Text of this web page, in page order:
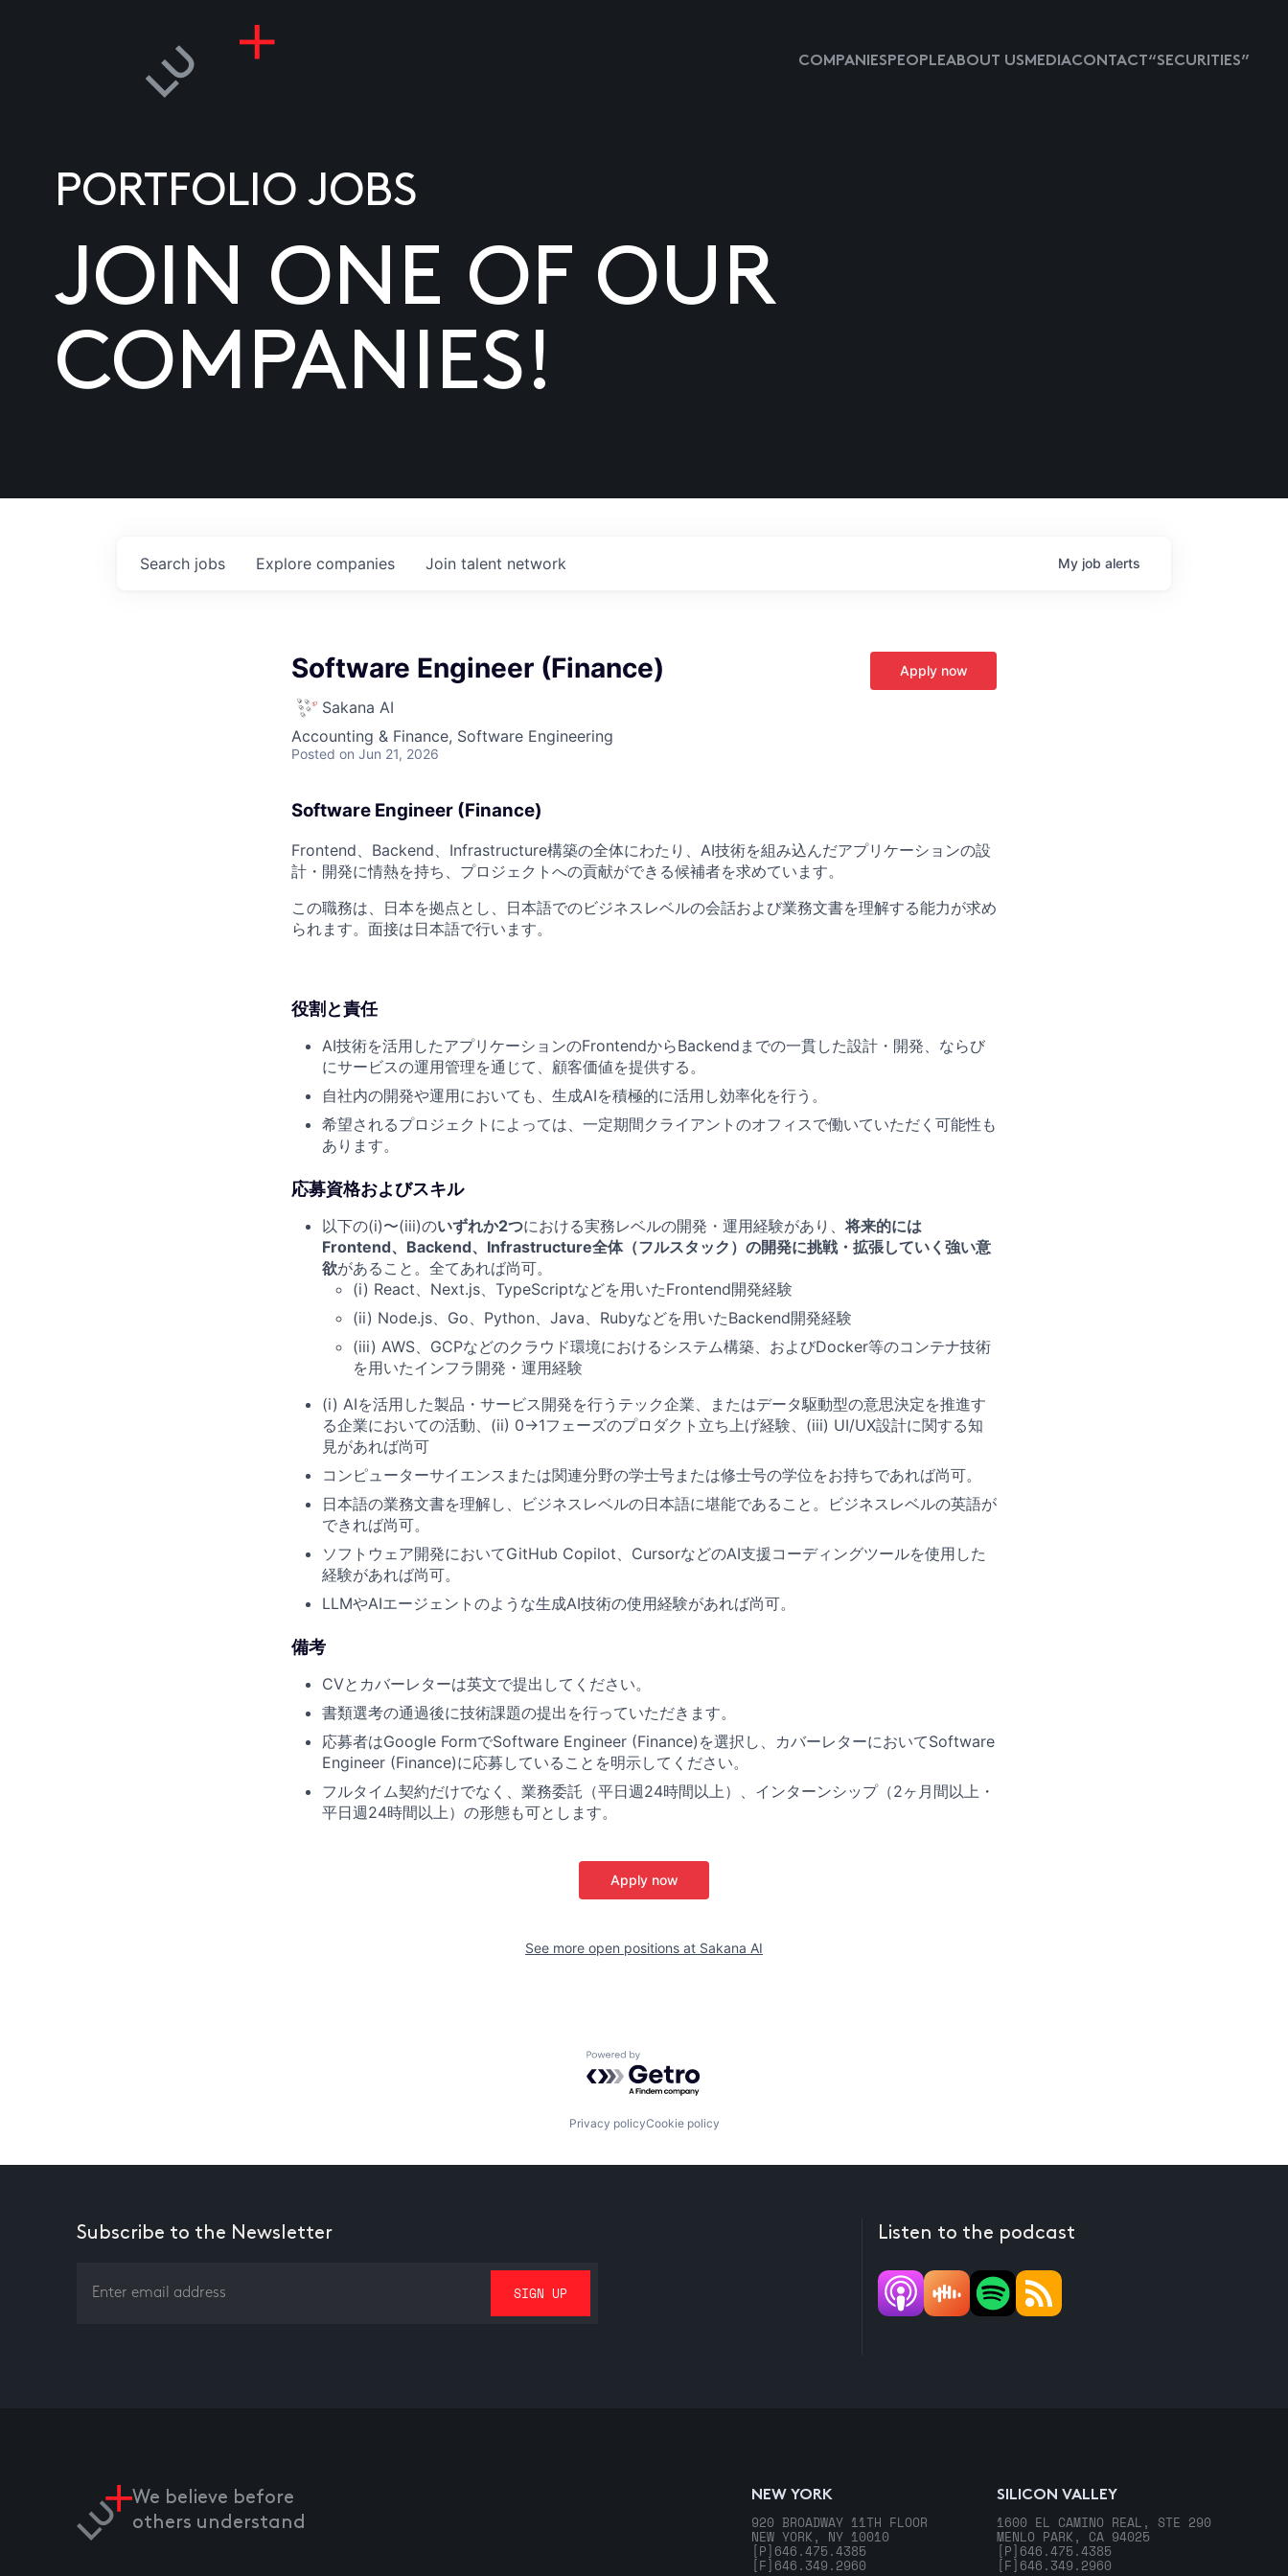
COMPANIESPEOPLEABOUT USMEDIACONTACT “SECURITIES”
PORTFOLIO JOBS
JOIN ONE OF OUR
COMPANIES!
Search jobs Explore companies Join talent network My job alerts
Software Engineer (Finance)
Sakana AI
Accounting & Finance, Software Engineering
Posted on Jun 21, 2026
Apply now
Software Engineer (Finance)
Frontend、Backend、Infrastructure構築の全体にわたり、AI技術を組み込んだアプリケーションの設
計・開発に情熱を持ち、プロジェクトへの貢献ができる候補者を求めています。
この職務は、日本を拠点とし、日本語でのビジネスレベルの会話および業務文書を理解する能力が求め
られます。面接は日本語で行います。
役割と責任
AI技術を活用したアプリケーションのFrontendからBackendまでの一貫した設計・開発、ならび
にサービスの運用管理を通じて、顧客価値を提供する。
自社内の開発や運用においても、生成AIを積極的に活用し効率化を行う。
希望されるプロジェクトによっては、一定期間クライアントのオフィスで働いていただく可能性も
あります。
応募資格およびスキル
以下の(i)〜(iii)のいずれか2つにおける実務レベルの開発・運用経験があり、将来的には
Frontend、Backend、Infrastructure全体（フルスタック）の開発に挑戦・拡張していく強い意
欲があること。全てあれば尚可。
(i) React、Next.js、TypeScriptなどを用いたFrontend開発経験
(ii) Node.js、Go、Python、Java、Rubyなどを用いたBackend開発経験
(iii) AWS、GCPなどのクラウド環境におけるシステム構築、およびDocker等のコンテナ技術
を用いたインフラ開発・運用経験
(i) AIを活用した製品・サービス開発を行うテック企業、またはデータ駆動型の意思決定を推進す
る企業においての活動、(ii) 0→1フェーズのプロダクト立ち上げ経験、(iii) UI/UX設計に関する知
見があれば尚可
コンピューターサイエンスまたは関連分野の学士号または修士号の学位をお持ちであれば尚可。
日本語の業務文書を理解し、ビジネスレベルの日本語に堪能であること。ビジネスレベルの英語が
できれば尚可。
ソフトウェア開発においてGitHub Copilot、CursorなどのAI支援コーディングツールを使用した
経験があれば尚可。
LLMやAIエージェントのような生成AI技術の使用経験があれば尚可。
備考
CVとカバーレターは英文で提出してください。
書類選考の通過後に技術課題の提出を行っていただきます。
応募者はGoogle FormでSoftware Engineer (Finance)を選択し、カバーレターにおいてSoftware
Engineer (Finance)に応募していることを明示してください。
フルタイム契約だけでなく、業務委託（平日週24時間以上）、インターンシップ（2ヶ月間以上・
平日週24時間以上）の形態も可とします。
Apply now
See more open positions at Sakana AI
Powered by Getro.com
Privacy policyCookie policy
Subscribe to the Newsletter Listen to the podcast
We believe before
others understand
NEW YORK
920 BROADWAY 11TH FLOOR
NEW YORK, NY 10010
[P] 646.475.4385
[F] 646.349.2960
SILICON VALLEY
1600 EL CAMINO REAL, STE 290
MENLO PARK, CA 94025
[P] 646.475.4385
[F] 646.349.2960